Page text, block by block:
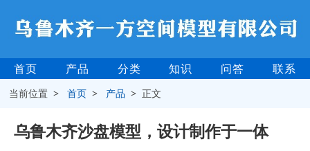
首页 产品 分类 知识 问答 联系
当前位置 >首页 > 产品 > 正文
乌鲁木齐沙盘模型，设计制作于一体